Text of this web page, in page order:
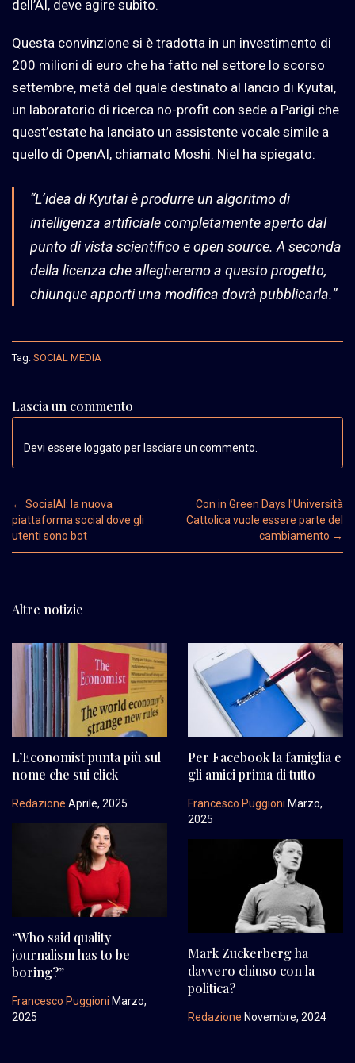
dell’AI, deve agire subito.
Questa convinzione si è tradotta in un investimento di
200 milioni di euro che ha fatto nel settore lo scorso
settembre, metà del quale destinato al lancio di Kyutai,
un laboratorio di ricerca no-profit con sede a Parigi che
quest’estate ha lanciato un assistente vocale simile a
quello di OpenAI, chiamato Moshi. Niel ha spiegato:
“L’idea di Kyutai è produrre un algoritmo di
intelligenza artificiale completamente aperto dal
punto di vista scientifico e open source. A seconda
della licenza che allegheremo a questo progetto,
chiunque apporti una modifica dovrà pubblicarla.”
Tag: SOCIAL MEDIA
Lascia un commento
Devi essere loggato per lasciare un commento.
Post navigation
← SocialAI: la nuova
piattaforma social dove gli
utenti sono bot
Con in Green Days l’Università
Cattolica vuole essere parte del
cambiamento →
Altre notizie
L’Economist punta più sul
nome che sui click
Redazione Aprile, 2025
Per Facebook la famiglia e
gli amici prima di tutto
Francesco Puggioni Marzo,
2025
“Who said quality
journalism has to be
boring?”
Francesco Puggioni Marzo,
2025
Mark Zuckerberg ha
davvero chiuso con la
politica?
Redazione Novembre, 2024